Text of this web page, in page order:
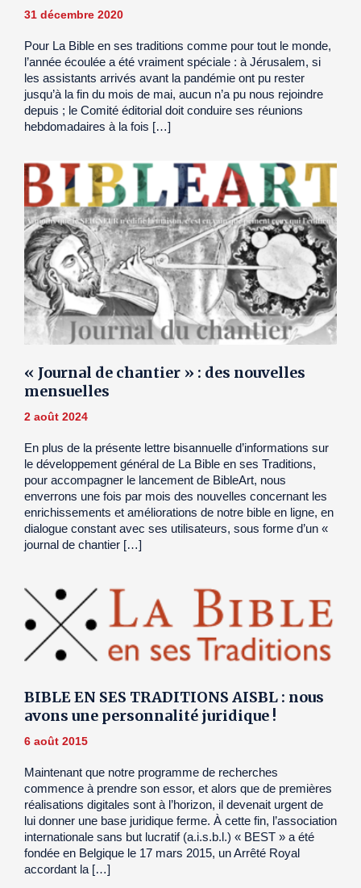
31 décembre 2020
Pour La Bible en ses traditions comme pour tout le monde,
l’année écoulée a été vraiment spéciale : à Jérusalem, si
les assistants arrivés avant la pandémie ont pu rester
jusqu’à la fin du mois de mai, aucun n’a pu nous rejoindre
depuis ; le Comité éditorial doit conduire ses réunions
hebdomadaires à la fois […]
« Journal de chantier » : des nouvelles
mensuelles
2 août 2024
En plus de la présente lettre bisannuelle d’informations sur
le développement général de La Bible en ses Traditions,
pour accompagner le lancement de BibleArt, nous
enverrons une fois par mois des nouvelles concernant les
enrichissements et améliorations de notre bible en ligne, en
dialogue constant avec ses utilisateurs, sous forme d’un «
journal de chantier […]
BIBLE EN SES TRADITIONS AISBL : nous
avons une personnalité juridique !
6 août 2015
Maintenant que notre programme de recherches
commence à prendre son essor, et alors que de premières
réalisations digitales sont à l’horizon, il devenait urgent de
lui donner une base juridique ferme. À cette fin, l’association
internationale sans but lucratif (a.i.s.b.l.) « BEST » a été
fondée en Belgique le 17 mars 2015, un Arrêté Royal
accordant la […]